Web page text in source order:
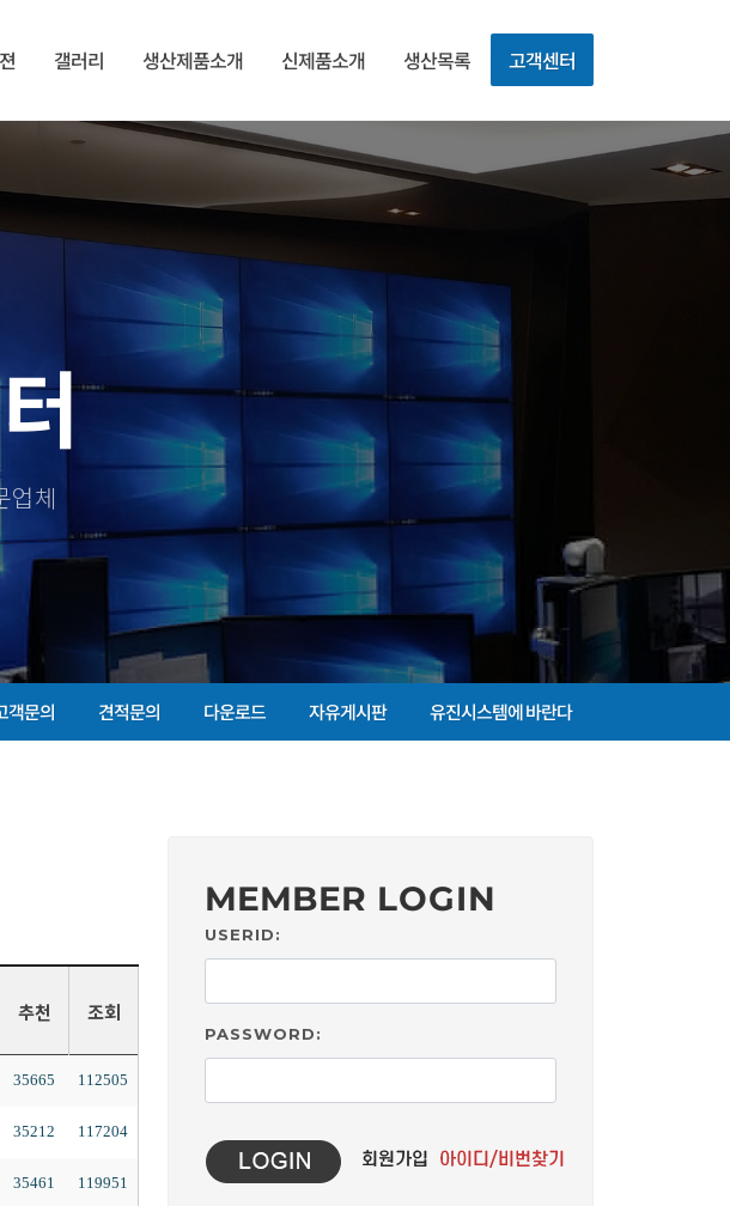
갤러리 생산제품소개 신제품소개 생산목록 고객센터
업체
객문의 견적문의 다운로드 자유게시판 유진시스템에 바란다
추천 조회
35665 112505
35212 117204
35461 119951
MEMBER LOGIN
USERID:
PASSWORD: